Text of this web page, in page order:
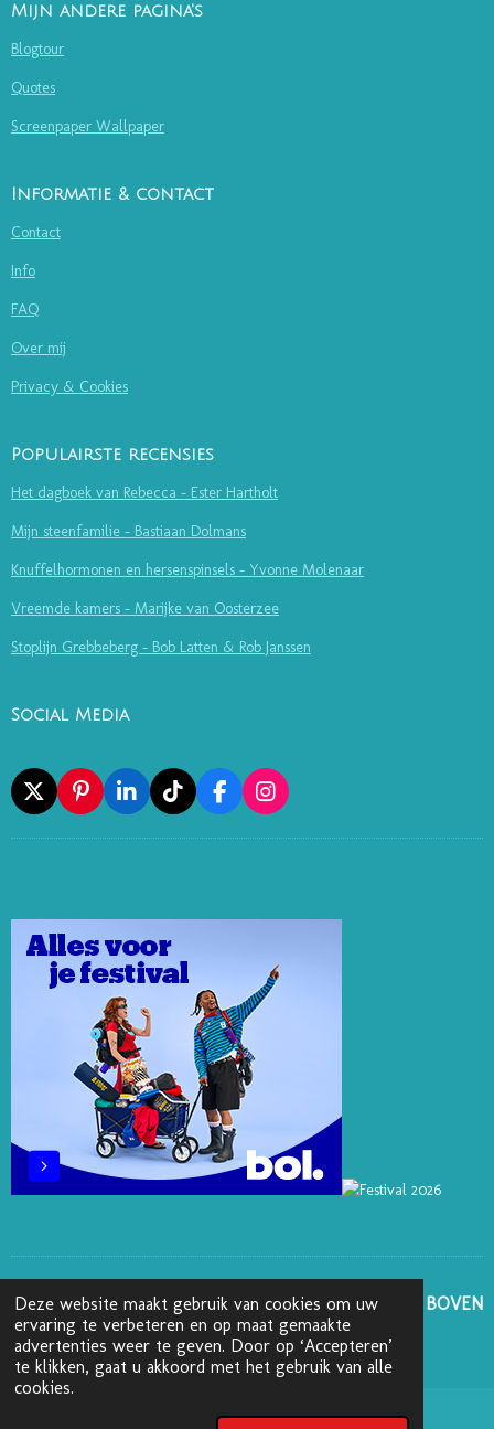
Deze website maakt gebruik van cookies om uw
ervaring te verbeteren en op maat gemaakte
advertenties weer te geven. Door op ‘Accepteren’
te klikken, gaat u akkoord met het gebruik van alle
cookies.
Mijn andere pagina's
Blogtour
Quotes
Screenpaper Wallpaper
Informatie & contact
Contact
Info
FAQ
Over mij
Privacy & Cookies
Populairste recensies
Het dagboek van Rebecca - Ester Hartholt
Mijn steenfamilie - Bastiaan Dolmans
Knuffelhormonen en hersenspinsels - Yvonne Molenaar
Vreemde kamers - Marijke van Oosterzee
Stoplijn Grebbeberg - Bob Latten & Rob Janssen
Social Media
X
P
I
N
E
S
T
L
I
N
I
N
T
I
K
F
A
C
O
I
N
S
R
M
GA NAAR BOVEN
© 2025 - 2026 Boekenblog van Ann